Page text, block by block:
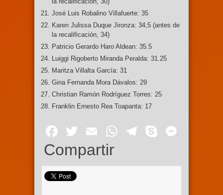
José Luis Robalino Villafuerte: 35
Karen Julissa Duque Jironza: 34,5 (antes de
la recalificación, 34)
Patricio Gerardo Haro Aldean: 35.5
Luiggi Rigoberto Miranda Peralda: 31.25
Maritza Villalta García: 31
Gina Fernanda Mora Dávalos: 29
Christian Ramón Rodríguez Torres: 25
Franklin Ernesto Rea Toapanta: 17
Facebook
Twitter
EmailWhatsApp
Telegram
Skype
Compartir